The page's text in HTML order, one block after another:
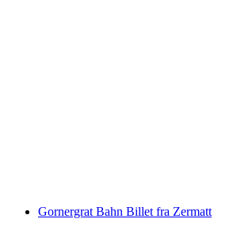
Gornergrat Bahn Billet fra Zermatt